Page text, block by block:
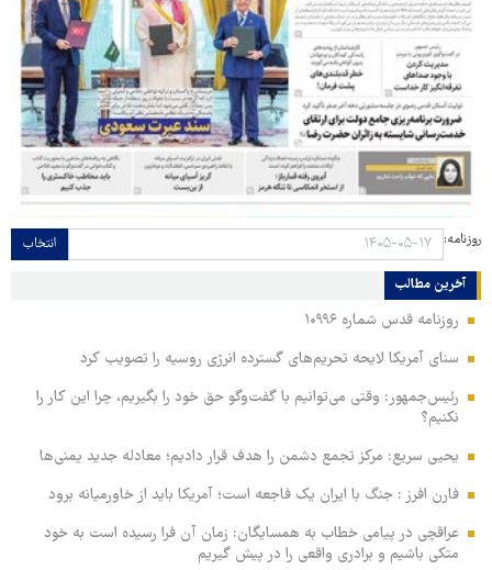
روزنامه: انتخاب
آخرین مطالب
روزنامه قدس شماره ۱۰۹۹۶
سنای آمریکا لایحه تحریم‌های گسترده انرژی روسیه را تصویب کرد
رئیس‌جمهور: وقتی می‌توانیم با گفت‌وگو حق خود را بگیریم، چرا این کار را
نکنیم؟
یحیی سریع: مرکز تجمع دشمن را هدف قرار دادیم؛ معادله جدید یمنی‌ها
فارن افرز : جنگ با ایران یک فاجعه است؛ آمریکا باید از خاورمیانه برود
عراقچی در پیامی خطاب به همسایگان: زمان آن فرا رسیده است به خود
متکی باشیم و برادری واقعی را در پیش گیریم